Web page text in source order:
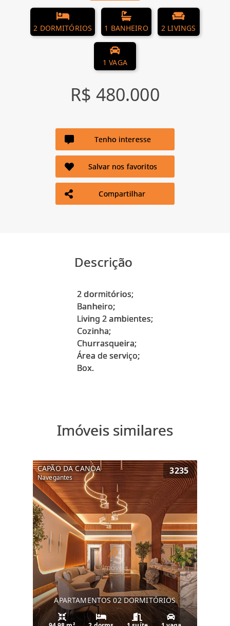
2 DORMITÓRIOS 1 BANHEIRO 2 LIVINGS
1 VAGA
R$ 480.000
Tenho interesse
Salvar nos favoritos
Compartilhar
Descrição
2 dormitórios;
Banheiro;
Living 2 ambientes;
Cozinha;
Churrasqueira;
Área de serviço;
Box.
Imóveis similares
CAPÃO DA CANOA
Navegantes
3235
APARTAMENTOS 02 DORMITÓRIOS